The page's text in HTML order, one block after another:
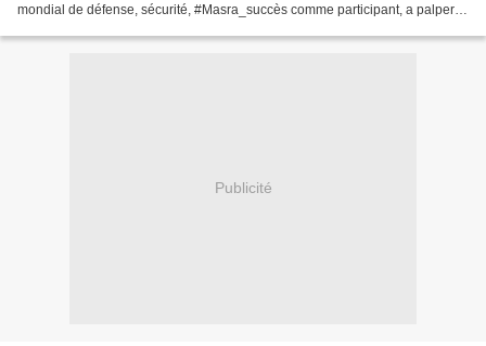
mondial de défense, sécurité, #Masra_succès comme participant, a palper,
Publicité